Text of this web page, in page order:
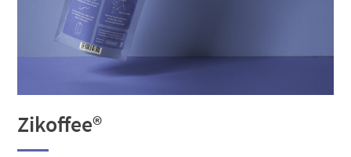
Zikoffee®